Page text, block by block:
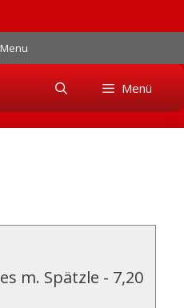
Menu
Menü
m. Spätzle - 7,20